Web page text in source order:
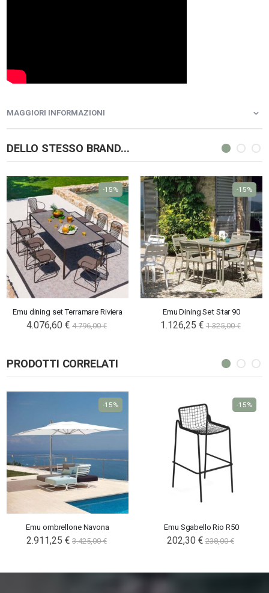
MAGGIORI INFORMAZIONI
DELLO STESSO BRAND...
Emu dining set Terramare Riviera
4.076,60 € 4.796,00 €
-15%
Emu Dining Set Star 90
1.126,25 € 1.325,00 €
-15%
PRODOTTI CORRELATI
Emu ombrellone Navona
2.911,25 € 3.425,00 €
-15%
Emu Sgabello Rio R50
202,30 € 238,00 €
-15%